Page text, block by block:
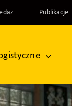
Publikacje